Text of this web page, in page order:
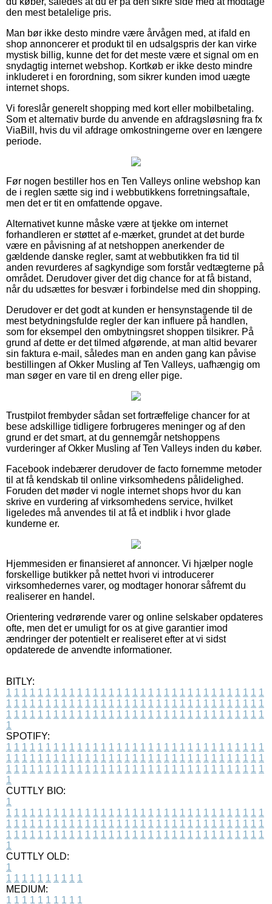
den mest betalelige pris.
Man bør ikke desto mindre være årvågen med, at ifald en
shop annoncerer et produkt til en udsalgspris der kan virke
mystisk billig, kunne det for det meste være et signal om en
snydagtig internet webshop. Kortkøb er ikke desto mindre
inkluderet i en forordning, som sikrer kunden imod uægte
internet shops.
Vi foreslår generelt shopping med kort eller mobilbetaling.
Som et alternativ burde du anvende en afdragsløsning fra fx
ViaBill, hvis du vil afdrage omkostningerne over en længere
periode.
Før nogen bestiller hos en Ten Valleys online webshop kan
de i reglen sætte sig ind i webbutikkens forretningsaftale,
men det er tit en omfattende opgave.
Alternativet kunne måske være at tjekke om internet
forhandleren er støttet af e-mærket, grundet at det burde
være en påvisning af at netshoppen anerkender de
gældende danske regler, samt at webbutikken fra tid til
anden revurderes af sagkyndige som forstår vedtægterne på
området. Derudover giver det dig chance for at få bistand,
når du udsættes for besvær i forbindelse med din shopping.
Derudover er det godt at kunden er hensynstagende til de
mest betydningsfulde regler der kan influere på handlen,
som for eksempel den ombytningsret shoppen tilsikrer. På
grund af dette er det tilmed afgørende, at man altid bevarer
sin faktura e-mail, således man en anden gang kan påvise
bestillingen af Okker Musling af Ten Valleys, uafhængig om
man søger en vare til en dreng eller pige.
Trustpilot frembyder sådan set fortræffelige chancer for at
bese adskillige tidligere forbrugeres meninger og af den
grund er det smart, at du gennemgår netshoppens
vurderinger af Okker Musling af Ten Valleys inden du køber.
Facebook indebærer derudover de facto fornemme metoder
til at få kendskab til online virksomhedens pålidelighed.
Foruden det møder vi nogle internet shops hvor du kan
skrive en vurdering af virksomhedens service, hvilket
ligeledes må anvendes til at få et indblik i hvor glade
kunderne er.
Hjemmesiden er finansieret af annoncer. Vi hjælper nogle
forskellige butikker på nettet hvori vi introducerer
virksomhedernes varer, og modtager honorar såfremt du
realiserer en handel.
Orientering vedrørende varer og online selskaber opdateres
ofte, men det er umuligt for os at give garantier imod
ændringer der potentielt er realiseret efter at vi sidst
opdaterede de anvendte informationer.
BITLY:
1 1 1 1 1 1 1 1 1 1 1 1 1 1 1 1 1 1 1 1 1 1 1 1 1 1 1 1 1 1 1 1 1
1 1 1 1 1 1 1 1 1 1 1 1 1 1 1 1 1 1 1 1 1 1 1 1 1 1 1 1 1 1 1 1 1
1 1 1 1 1 1 1 1 1 1 1 1 1 1 1 1 1 1 1 1 1 1 1 1 1 1 1 1 1 1 1 1 1
1
SPOTIFY:
1 1 1 1 1 1 1 1 1 1 1 1 1 1 1 1 1 1 1 1 1 1 1 1 1 1 1 1 1 1 1 1 1
1 1 1 1 1 1 1 1 1 1 1 1 1 1 1 1 1 1 1 1 1 1 1 1 1 1 1 1 1 1 1 1 1
1 1 1 1 1 1 1 1 1 1 1 1 1 1 1 1 1 1 1 1 1 1 1 1 1 1 1 1 1 1 1 1 1
1
CUTTLY BIO:
1
1 1 1 1 1 1 1 1 1 1 1 1 1 1 1 1 1 1 1 1 1 1 1 1 1 1 1 1 1 1 1 1 1
1 1 1 1 1 1 1 1 1 1 1 1 1 1 1 1 1 1 1 1 1 1 1 1 1 1 1 1 1 1 1 1 1
1 1 1 1 1 1 1 1 1 1 1 1 1 1 1 1 1 1 1 1 1 1 1 1 1 1 1 1 1 1 1 1 1
1
CUTTLY OLD:
1
1 1 1 1 1 1 1 1 1 1
MEDIUM:
1 1 1 1 1 1 1 1 1 1